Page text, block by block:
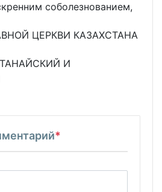
соболезнованием,
ЦЕРКВИ КАЗАХСТАНА
И
*